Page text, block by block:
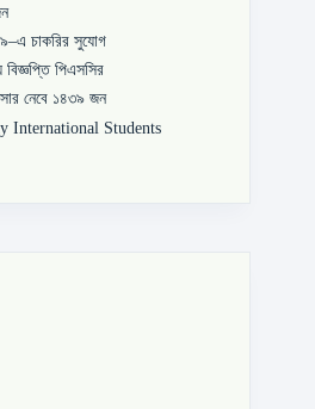
চাকরির সুযোগ
পিএসসির
নেবে ১৪৩৯ জন
International Students